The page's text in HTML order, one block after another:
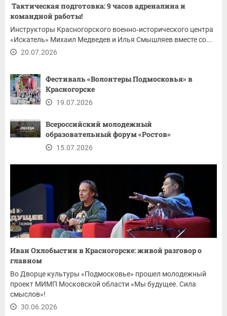
Тактическая подготовка: 9 часов адреналина и
командной работы!
Инструкторы Красногорского военно‑исторического центра
«Искатель» Михаил Медведев и Илья Смышляев вместе со...
20.07.2026
Фестиваль «Волонтеры Подмосковья» в
Красногорске
19.07.2026
Всероссийский молодежный
образовательный форум «Ростов»
15.07.2026
Иван Охлобыстин в Красногорске: живой разговор о
главном
Во Дворце культуры «Подмосковье» прошел молодежный
проект МИМП Московской области «Мы будущее. Сила
смыслов»!
30.06.2026